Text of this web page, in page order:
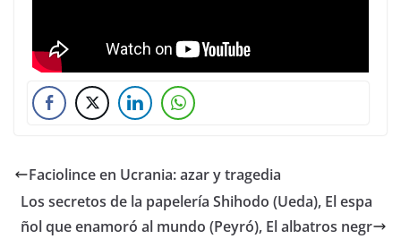
Faciolince en Ucrania: azar y tragedia
Los secretos de la papelería Shihodo (Ueda), El espa
ñol que enamoró al mundo (Peyró), El albatros negr